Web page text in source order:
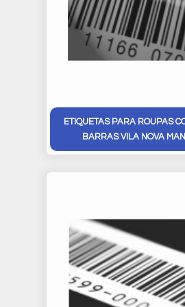
ETIQUETAS PARA ROUPAS
BARRAS VILA NOVA